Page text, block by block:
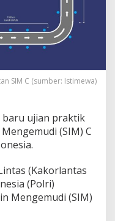
SIM C (sumber: Istimewa)
baru ujian praktik
(SIM) C
(Kakorlantas
(Polri)
Mengemudi (SIM)